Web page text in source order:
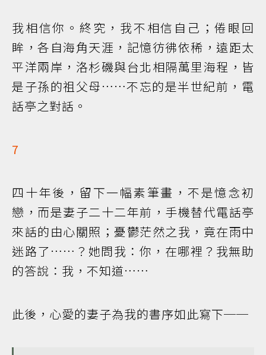
我相信你。終究，我不相信自己；倦眼回
眸，各自海角天涯，記憶彷彿依稀，遠距太
平洋兩岸，洛杉磯與台北相隔萬里海程，皆
是子孫的祖父母……不忘的是半世紀前，電
話亭之對話。
7
四十年後，留下一幅素筆畫，不是憶念初
戀，而是妻子二十二年前，手機替代電話亭
來話的由心關照；憂鬱茫然之我，竟在雨中
迷路了……？她問我：你，在哪裡？我無助
的答說：我，不知道……
此後，心愛的妻子為我的書序如此寫下──